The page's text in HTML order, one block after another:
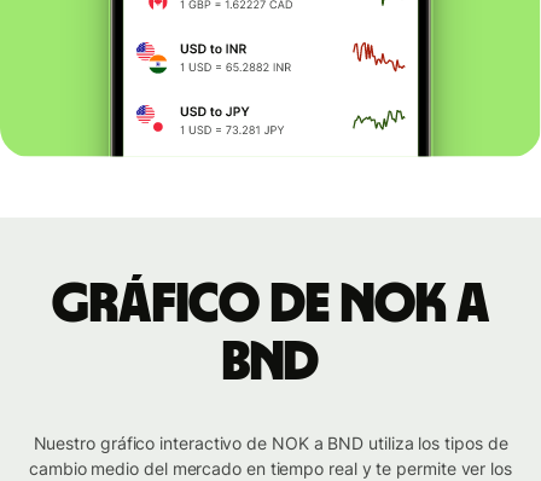
Gráfico de NOK a
BND
Nuestro gráfico interactivo de NOK a BND utiliza los tipos de
cambio medio del mercado en tiempo real y te permite ver los